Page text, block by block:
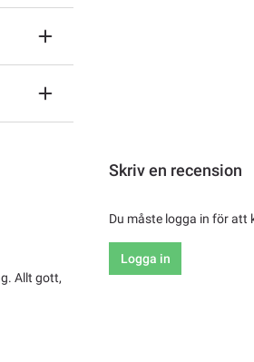
Allt gott,
Skriv en recension
Du måste logga in för att
Logga in